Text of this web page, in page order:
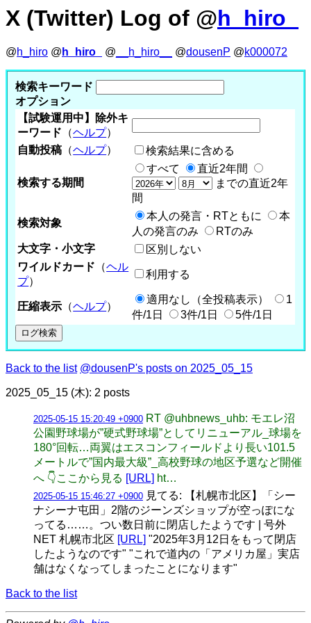
X (Twitter) Log of @h_hiro_
@h_hiro @ h_hiro_ @ __h_hiro__ @dousenP @k000072
検索キーワード
オプション
【試験運用中】除外キ
ーワード （ヘルプ）
自動投稿 （ヘルプ） 検索結果に含める
検索する期間
すべて
直近2年間
までの直近2年
間
検索対象
本人の発言・RTともに
本
人の発言のみ
RTのみ
大文字・小文字
区別しない
ワイルドカード （ヘル
プ）
利用する
圧縮表示 （ヘルプ）
適用なし（全投稿表示）
1
件/1日
3件/1日 5件/1日
Back to the list @dousenP's posts on 2025_05_15
2025_05_15 (木): 2 posts
2025-05-15 15:20:49 +0900 RT @uhbnews_uhb: モエレ沼
公園野球場が”硬式野球場”としてリニューアル_球場を
180°回転…両翼はエスコンフィールドより長い101.5
メートルで”国内最大級”_高校野球の地区予選など開催
へ 👇ここから見る [URL] ht…
2025-05-15 15:46:27 +0900 見てる: 【札幌市北区】「シー
ナシーナ屯田」2階のジーンズショップが空っぽにな
ってる……。つい数日前に閉店したようです | 号外
NET 札幌市北区 [URL] "2025年3月12日をもって閉店
したようなのです" "これで道内の「アメリカ屋」実店
舗はなくなってしまったことになります"
Back to the list